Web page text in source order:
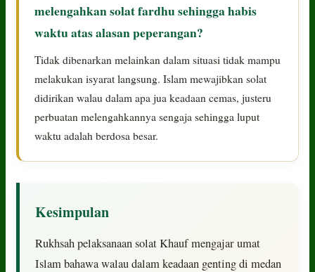
melengahkan solat fardhu sehingga habis
waktu atas alasan peperangan?
Tidak dibenarkan melainkan dalam situasi tidak mampu
melakukan isyarat langsung. Islam mewajibkan solat
didirikan walau dalam apa jua keadaan cemas, justeru
perbuatan melengahkannya sengaja sehingga luput
waktu adalah berdosa besar.
Kesimpulan
Rukhsah pelaksanaan solat Khauf mengajar umat
Islam bahawa walau dalam keadaan genting di medan